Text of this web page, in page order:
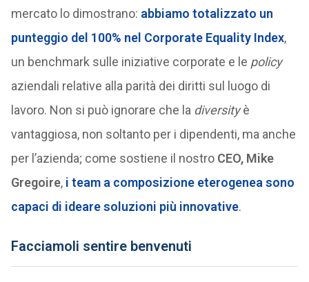
mercato lo dimostrano: abbiamo totalizzato un
punteggio del 100% nel Corporate Equality Index,
un benchmark sulle iniziative corporate e le policy
aziendali relative alla parità dei diritti sul luogo di
lavoro. Non si può ignorare che la diversityè
vantaggiosa, non soltanto per i dipendenti, ma anche
per l’azienda; come sostiene il nostro CEO, Mike
Gregoire, i team a composizione eterogenea sono
capaci di ideare soluzioni più innovative.
Facciamoli sentire benvenuti